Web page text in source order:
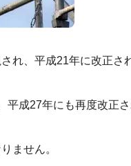
れ、平成21年に改正さ
成27年にも再度改正さ
ません。